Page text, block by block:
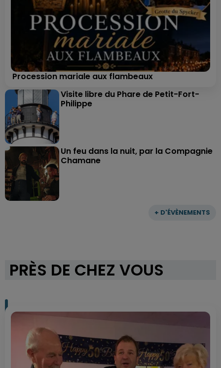
+ D'ÉVÈNEMENTS
Procession mariale aux flambeaux
Visite libre du Phare de Petit-Fort-
Philippe
Un feu dans la nuit, par la Compagnie
Chamane
PRÈS DE CHEZ VOUS